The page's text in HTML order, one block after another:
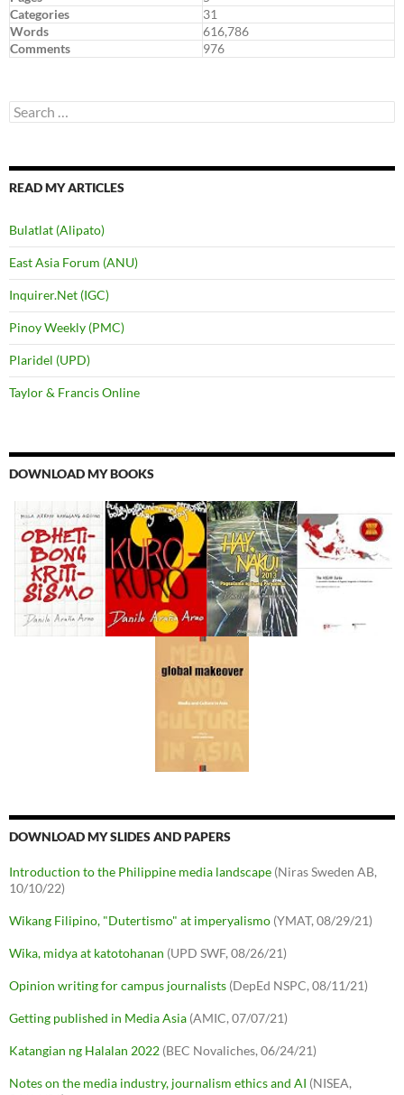
Categories
31
Words
616,786
Comments
976
Search
for:
READ MY ARTICLES
Bulatlat (Alipato)
East Asia Forum (ANU)
Inquirer.Net (IGC)
Pinoy Weekly (PMC)
Plaridel (UPD)
Taylor & Francis Online
DOWNLOAD MY BOOKS
DOWNLOAD MY SLIDES AND PAPERS
Introduction to the Philippine media landscape (Niras Sweden AB,
10/10/22)
Wikang Filipino, "Dutertismo" at imperyalismo (YMAT, 08/29/21)
Wika, midya at katotohanan (UPD SWF, 08/26/21)
Opinion writing for campus journalists (DepEd NSPC, 08/11/21)
Getting published in Media Asia (AMIC, 07/07/21)
Katangian ng Halalan 2022 (BEC Novaliches, 06/24/21)
Notes on the media industry, journalism ethics and AI (NISEA,